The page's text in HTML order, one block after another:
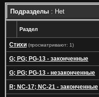
Подразделы : Het
Раздел
Стихи (просматривают: 1)
G; PG; PG-13 - законченные
G; PG; PG-13 - незаконченные
R; NC-17; NC-21 - законченные